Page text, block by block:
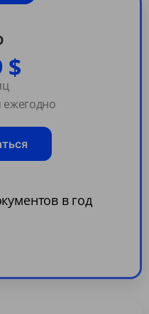
$
ежегодно
в год